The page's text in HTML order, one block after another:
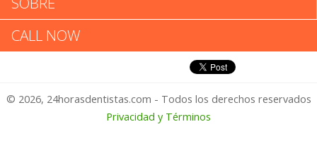
Julie Hong: Califica tu
Experiencia
1 – No Feliz
CALL NOW
© 2026, 24horasdentistas.com - Todos los derechos reservados
Privacidad y Términos